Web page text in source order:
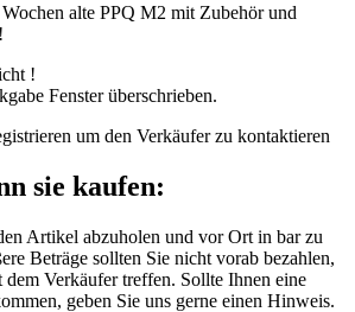
alte PPQ M2 mit Zubehör und
!
Fenster überschrieben.
um den Verkäufer zu kontaktieren
sie kaufen:
Artikel abzuholen und vor Ort in bar zu
Beträge sollten Sie nicht vorab bezahlen,
Verkäufer treffen. Sollte Ihnen eine
geben Sie uns gerne einen Hinweis.